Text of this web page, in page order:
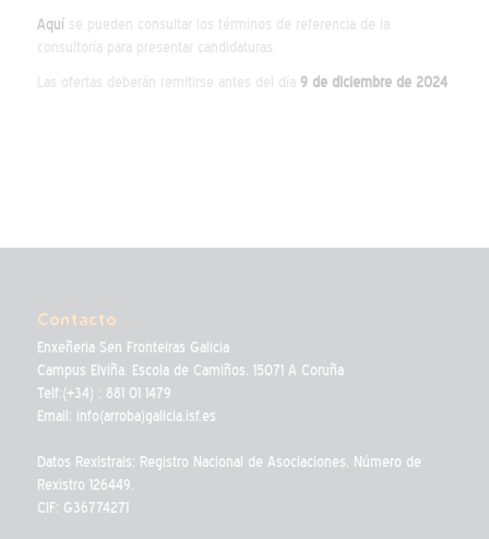
Aquí se pueden consultar los términos de referencia de la
consultoría para presentar candidaturas.
Las ofertas deberán remitirse antes del día 9 de diciembre de 2024
Contacto
Enxeñeria Sen Fronteiras Galicia
Campus Elviña. Escola de Camiños. 15071 A Coruña
Telf:(+34) : 881 01 1479
Email: info(arroba)galicia.isf.es
Datos Rexistrais: Registro Nacional de Asociaciones, Número de
Rexistro 126449.
CIF: G36774271